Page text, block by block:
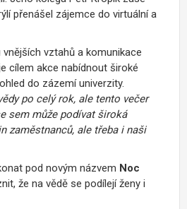
přenášel zájemce do virtuální a
vztahů a komunikace
cílem akce nabídnout široké
do zázemí univerzity.
po celý rok, ale tento večer
sem může podívat široká
zaměstnanců, ale třeba i naši
pod novým názvem Noc
že na vědě se podílejí ženy i